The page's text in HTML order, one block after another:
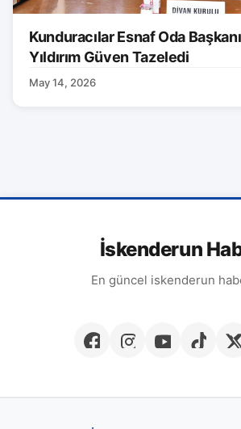
Kunduracılar Esnaf Oda
Yıldırım Güven Tazeledi
May 14, 2026
İskenderun
En güncel iskenderun